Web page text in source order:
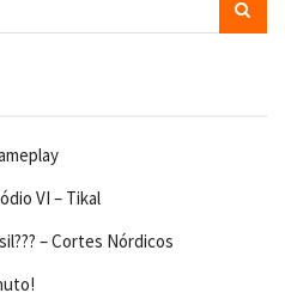
VI – Tikal
– Cortes Nórdicos